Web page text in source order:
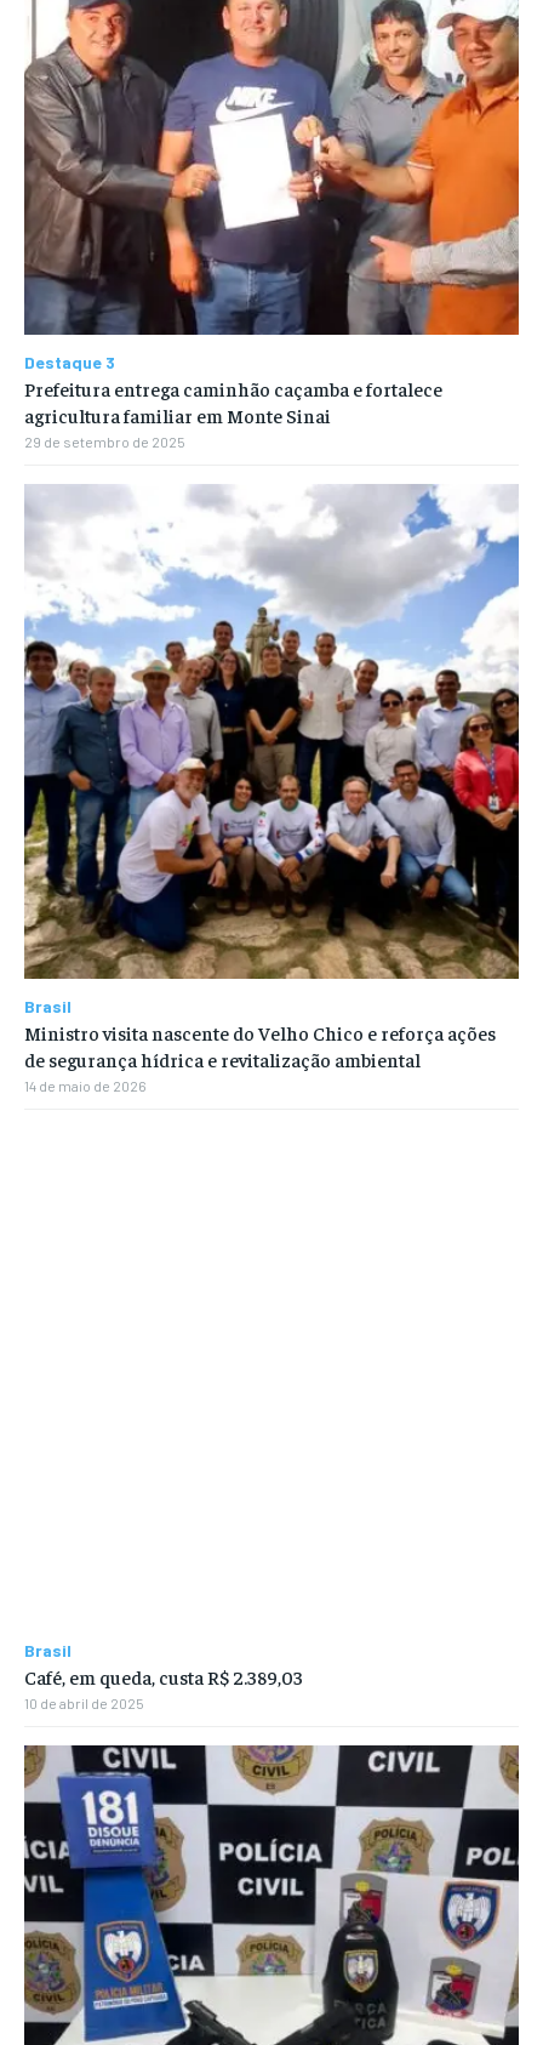
Destaque 3
Prefeitura entrega caminhão caçamba e fortalece
agricultura familiar em Monte Sinai
29 de setembro de 2025
Brasil
Ministro visita nascente do Velho Chico e reforça ações
de segurança hídrica e revitalização ambiental
14 de maio de 2026
Brasil
Café, em queda, custa R$ 2.389,03
10 de abril de 2025